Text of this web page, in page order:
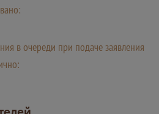
в очереди при подаче заявления